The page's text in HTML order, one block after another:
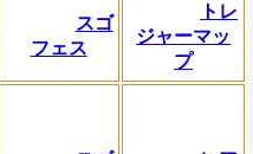
スゴ
フェス
トレ
ジャーマッ
プ